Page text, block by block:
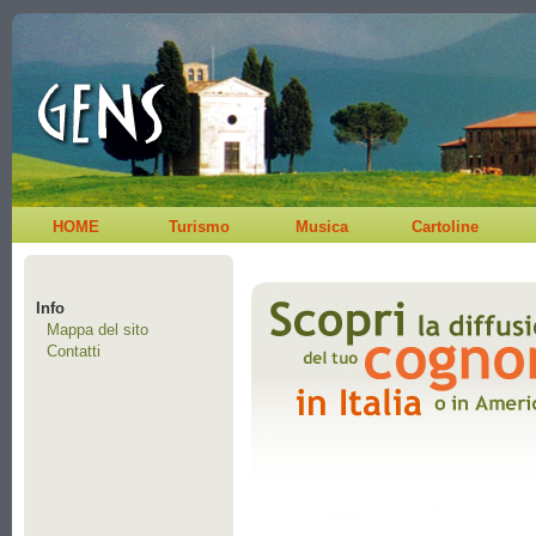
HOME Turismo Musica Cartoline
Info
Mappa del sito
Contatti